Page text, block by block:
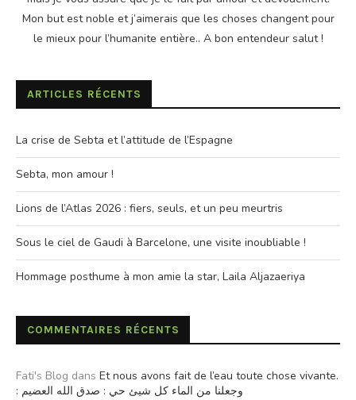
Mon but est noble et j’aimerais que les choses changent pour
le mieux pour l’humanite entière.. A bon entendeur salut !
ARTICLES RÉCENTS
La crise de Sebta et l’attitude de l’Espagne
Sebta, mon amour !
Lions de l’Atlas 2026 : fiers, seuls, et un peu meurtris
Sous le ciel de Gaudi à Barcelone, une visite inoubliable !
Hommage posthume à mon amie la star, Laila Aljazaeriya
COMMENTAIRES RÉCENTS
Fati's Blog dans Et nous avons fait de l’eau toute chose vivante.
: وجعلنا من الماء كل شيئ حي : صدق الله العضيم